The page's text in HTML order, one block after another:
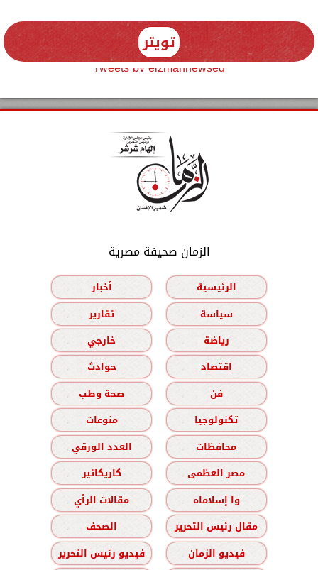
تويتر
Tweets by elzmannewseg
الزمان صحيفة مصرية
الرئيسية
أخبار
سياسة
تقارير
رياضة
خارجي
اقتصاد
حوادث
فن
صحة وطب
تكنولوجيا
منوعات
محافظات
العدد الورقي
مصر العظمى
كاريكاتير
وا إسلاماه
مقالات الرأي
مقال رئيس التحرير
الصحف
فيديو الزمان
فيديو رئيس التحرير